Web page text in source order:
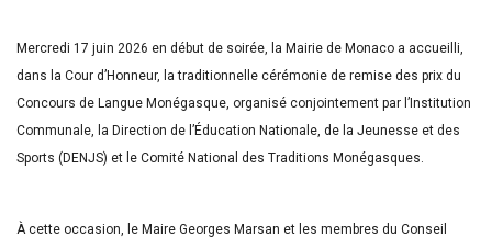
Mercredi 17 juin 2026 en début de soirée, la Mairie de Monaco a accueilli,
dans la Cour d’Honneur, la traditionnelle cérémonie de remise des prix du
Concours de Langue Monégasque, organisé conjointement par l’Institution
Communale, la Direction de l’Éducation Nationale, de la Jeunesse et des
Sports (DENJS) et le Comité National des Traditions Monégasques.
À cette occasion, le Maire Georges Marsan et les membres du Conseil